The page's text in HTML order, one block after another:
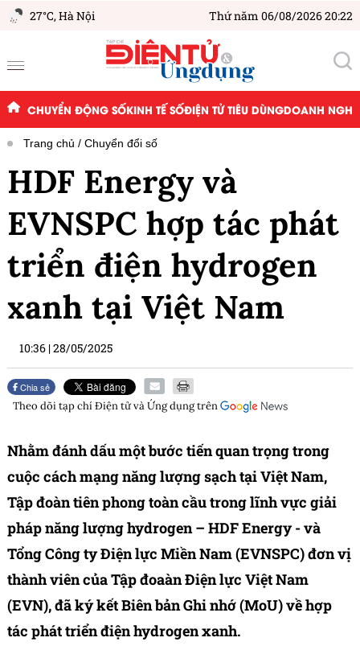
27°C,Hà Nội Thứ năm 06/08/2026 20:22
CHUYỂN ĐỘNG SỐKINH TẾ SỐĐIỆN TỬ TIÊU DÙNGDOANH
Trang chủ Chuyển đổi số
HDF Energy và
EVNSPC hợp tác phát
triển điện hydrogen
xanh tại Việt Nam
10:36 |28/05/2025
Chia sẻ
Theo dõi tạp chíĐiện tử và Ứng dụngtrên
Nhằm đánh dấu một bước tiến quan trọng trong
cuộc cách mạng năng lượng sạch tại Việt Nam,
Tập đoàn tiên phong toàn cầu trong lĩnh vực giải
pháp năng lượng hydrogen – HDF Energy - và
Tổng Công ty Điện lực Miền Nam (EVNSPC) đơn vị
thành viên của Tập đoaàn Điện lực Việt Nam
(EVN), đã ký kết Biên bản Ghi nhớ (MoU) về hợp
tác phát triển điện hydrogen xanh.